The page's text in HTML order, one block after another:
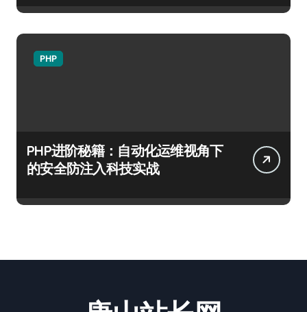
PHP
PHP进阶秘籍：自动化运维视角下
的安全防注入科技实战